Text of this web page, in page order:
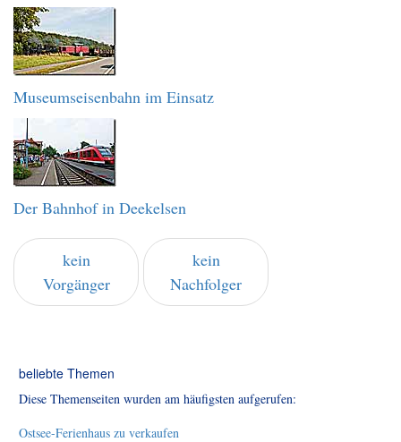
Museumseisenbahn im Einsatz
Der Bahnhof in Deekelsen
kein
Vorgänger
kein
Nachfolger
beliebte Themen
Diese Themenseiten wurden am häufigsten aufgerufen:
Ostsee-Ferienhaus zu verkaufen